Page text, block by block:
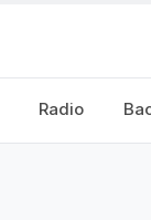
Radio